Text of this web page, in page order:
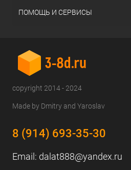
ПОМОЩЬ И СЕРВИСЫ
copyright 2014 - 2024
Made by Dmitry and Yaroslav
8 (914) 693-35-30
Email: dalat888@yandex.ru